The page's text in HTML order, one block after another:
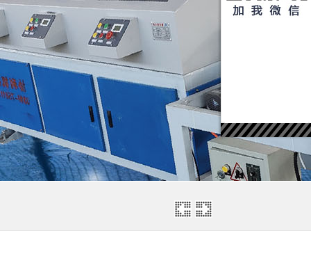
12-18]
15]